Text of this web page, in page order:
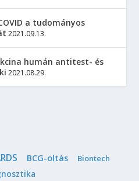
a tudományos
2021.09.13.
humán antitest- és
2021.08.29.
BCG-oltás
Biontech